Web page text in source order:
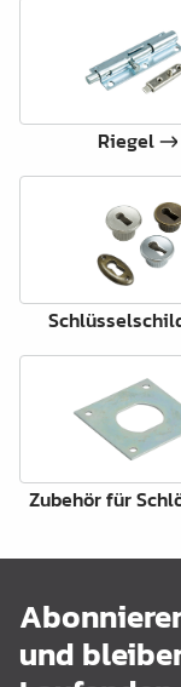
Riegel
Zubehör für
und